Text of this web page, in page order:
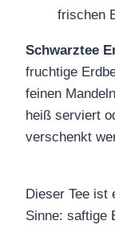
Schwarztee
fruchtige
feinen
heiß serviert
verschenkt
Dieser Tee ist
Sinne: saftige